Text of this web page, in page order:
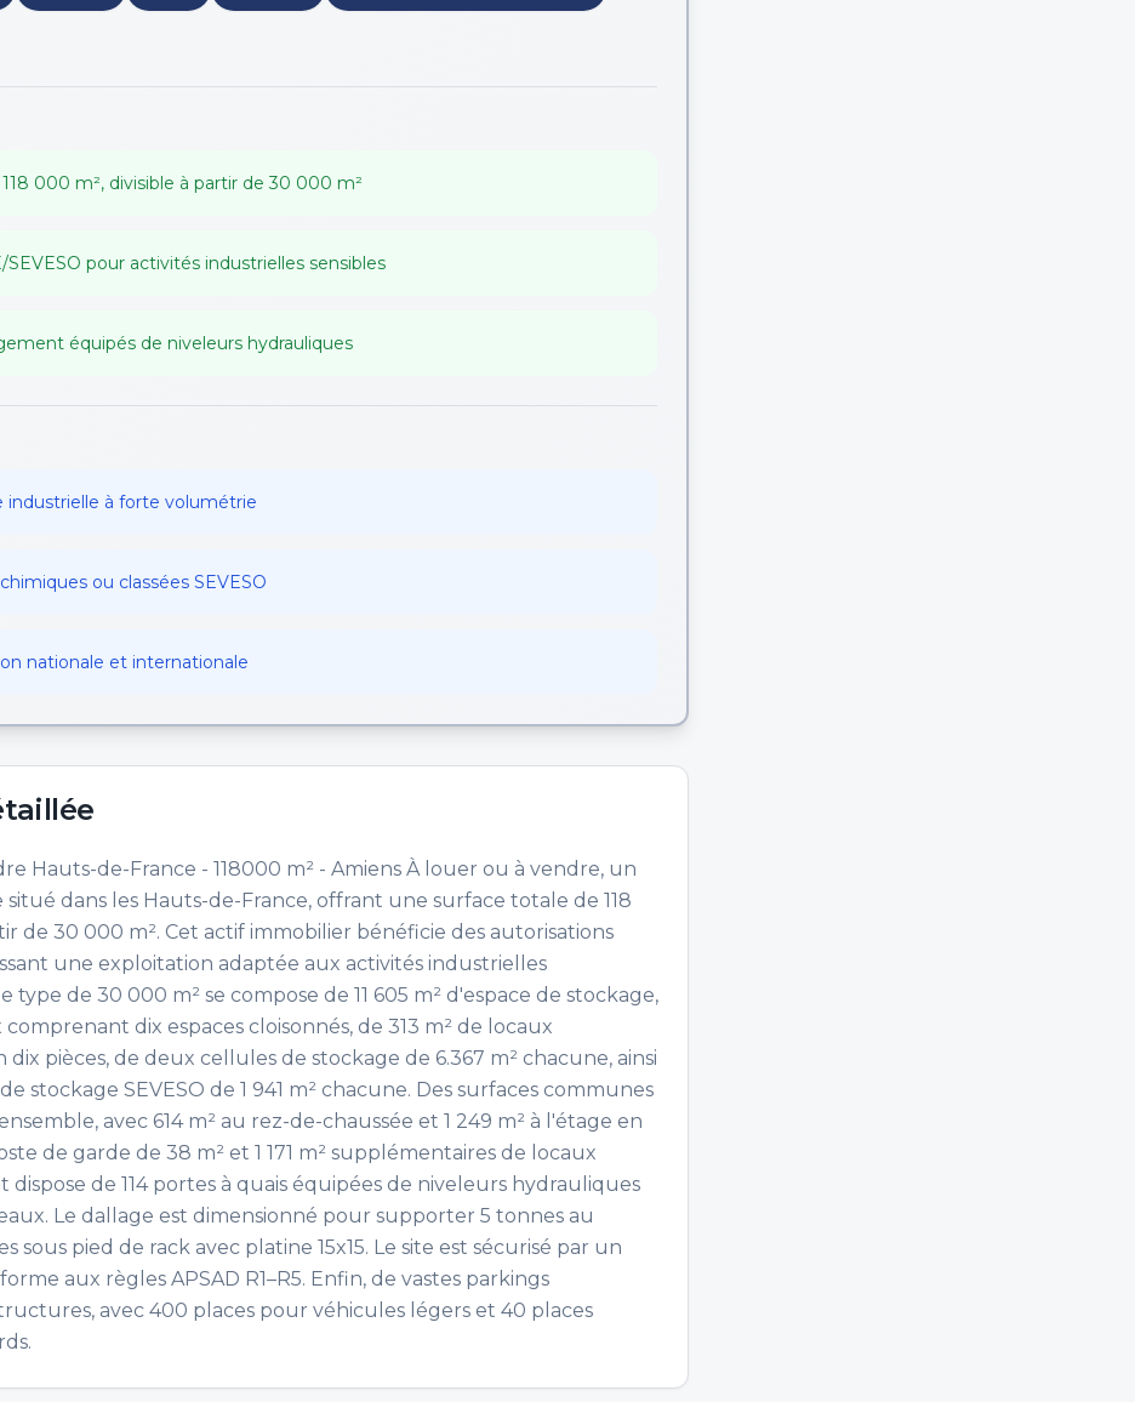
000 m², divisible à partir de 30 000 m²
pour activités industrielles sensibles
équipés de niveleurs hydrauliques
industrielle à forte volumétrie
ou classées SEVESO
nationale et internationale
Hauts-de-France - 118000 m² - Amiens À louer ou à vendre, un
dans les Hauts-de-France, offrant une surface totale de 118
de 30 000 m². Cet actif immobilier bénéficie des autorisations
une exploitation adaptée aux activités industrielles
type de 30 000 m² se compose de 11 605 m² d'espace de stockage,
dix espaces cloisonnés, de 313 m² de locaux
pièces, de deux cellules de stockage de 6.367 m² chacune, ainsi
stockage SEVESO de 1 941 m² chacune. Des surfaces communes
avec 614 m² au rez-de-chaussée et 1 249 m² à l'étage en
de garde de 38 m² et 1 171 m² supplémentaires de locaux
de 114 portes à quais équipées de niveleurs hydrauliques
Le dallage est dimensionné pour supporter 5 tonnes au
sous pied de rack avec platine 15x15. Le site est sécurisé par un
aux règles APSAD R1–R5. Enfin, de vastes parkings
avec 400 places pour véhicules légers et 40 places